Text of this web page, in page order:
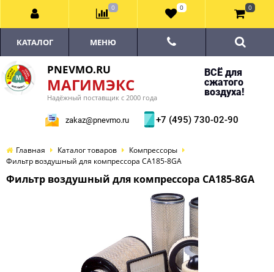
PNEVMO.RU
МАГИМЭКС
Надёжный поставщик с 2000 года
ВСЁ для
сжатого
воздуха!
zakaz@pnevmo.ru +7 (495) 730-02-90
КАТАЛОГ МЕНЮ
Главная Каталог товаров
Компрессоры
Фильтр воздушный для компрессора CA185-8GA
Фильтр воздушный для компрессора CA185-8GA
0 0 0